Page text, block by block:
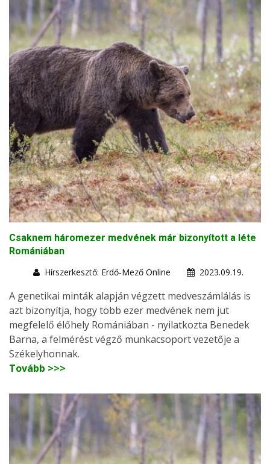
Csaknem háromezer medvének már bizonyított a léte
Romániában
Hírszerkesztő: Erdő-Mező Online
2023.09.19.
A genetikai minták alapján végzett medveszámlálás is
azt bizonyítja, hogy több ezer medvének nem jut
megfelelő élőhely Romániában - nyilatkozta Benedek
Barna, a felmérést végző munkacsoport vezetője a
Székelyhonnak.
Tovább >>>